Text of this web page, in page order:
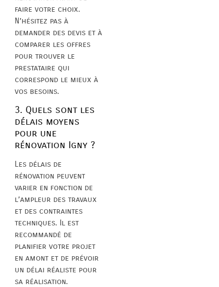
faire votre choix.
N’hésitez pas à
demander des devis et à
comparer les offres
pour trouver le
prestataire qui
correspond le mieux à
vos besoins.
3. Quels sont les
délais moyens
pour une
rénovation Igny ?
Les délais de
rénovation peuvent
varier en fonction de
l’ampleur des travaux
et des contraintes
techniques. Il est
recommandé de
planifier votre projet
en amont et de prévoir
un délai réaliste pour
sa réalisation.